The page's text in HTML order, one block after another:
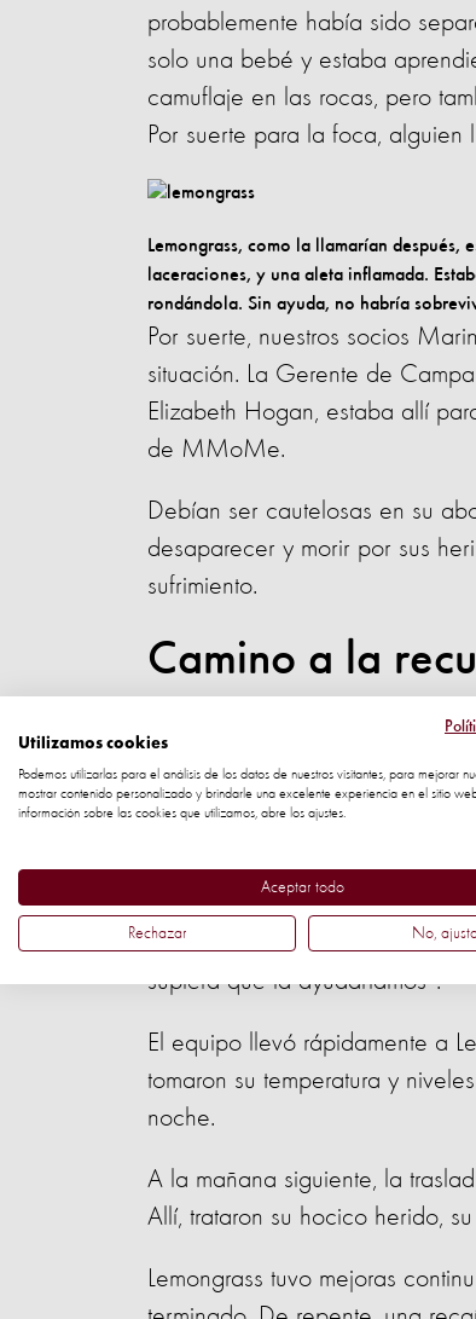
probablemente había sido
solo una bebé y estaba
camuflaje en las rocas, pero
Por suerte para la foca,
Lemongrass, como la llamarían después,
laceraciones, y una aleta inflamada.
rondándola. Sin ayuda, no habría
Por suerte, nuestros socios
situación. La Gerente de
Elizabeth Hogan, estaba allí
de MMoMe.
Debían ser cautelosas en su
desaparecer y morir por sus
sufrimiento.
Camino a la
Juntas, lograron capturar a
temerosa – incluso trató de
como muy pronto se daría cuenta
"¡Fue la primera vez en mi
el animal era tierno!", recordó
lugar de procuparme por ser
supiera que la ayudaríamos".
El equipo llevó rápidamente a
tomaron su temperatura y
noche.
A la mañana siguiente, la
Allí, trataron su hocico herido,
Lemongrass tuvo mejoras
Utilizamos cookies
Podemos utilizarlas para el análisis de los datos de nuestros visitantes, para mejorar
mostrar contenido personalizado y brindarle una excelente experiencia en el sitio
información sobre las cookies que utilizamos, abre los ajustes.
Aceptar todo
Rechazar No,